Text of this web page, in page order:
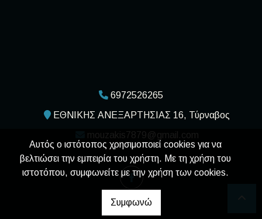
6972526265
ΕΘΝΙΚΗΣ ΑΝΕΞΑΡΤΗΣΙΑΣ 16, Τύρναβος
mouzakis7879@gmail.com
Αυτός ο ιστότοπος χρησιμοποιεί cookies για να
βελτιώσει την εμπειρία του χρήστη. Με τη χρήση του
ιστοτόπου, συμφωνείτε με την χρήση των cookies.
Συμφωνώ